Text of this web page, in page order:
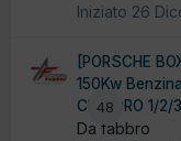
Iniziato 26
48
[PORSCHE
150Kw
CILINDRO 1/2/3
Da fabbro